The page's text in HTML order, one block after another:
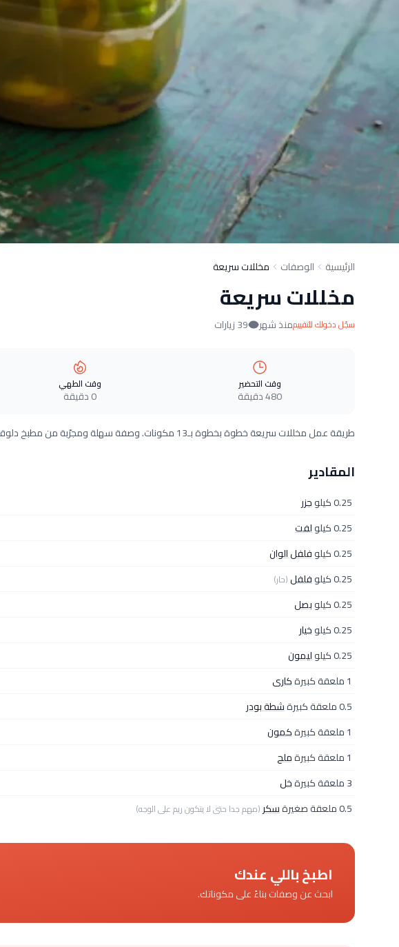
الرئيسية الوصفات مخللات سريعة
مخللات سريعة
سجّل دخولك للتقييممنذ شهر 39 زيارات
وقت التحضير
480 دقيقة
وقت الطهي
0 دقيقة
طريقة عمل مخللات سريعة خطوة بخطوة بـ13 مكونات. وصفة سهلة ومجرّبة من مطبخ دلوقتي تكفي 5 أفراد، بمقادير دقيقة وخطوات واضحة.
المقادير
0.25 كيلو
جزر
0.25 كيلو
لفت
0.25 كيلو
فلفل الوان
0.25 كيلو
فلفل(حار)
0.25 كيلو
بصل
0.25 كيلو
خيار
0.25 كيلو
ليمون
1 ملعقة كبيرة
كارى
0.5 ملعقة كبيرة
شطة بودر
1 ملعقة كبيرة
كمون
1 ملعقة كبيرة
ملح
3 ملعقة كبيرة
خل
0.5 ملعقة صغيرة
سكر (مهم جدا حتى لا يتكون ريم على الوجه)
اطبخ باللي عندك
ابحث عن وصفات بناءً على مكوناتك.